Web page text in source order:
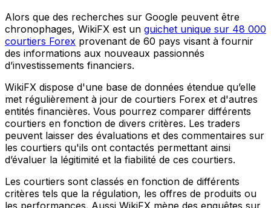
Alors que des recherches sur Google peuvent être
chronophages, WikiFX est un guichet unique sur 48 000
courtiers Forex provenant de 60 pays visant à fournir
des informations aux nouveaux passionnés
d’investissements financiers.
WikiFX dispose d'une base de données étendue qu’elle
met régulièrement à jour de courtiers Forex et d'autres
entités financières. Vous pourrez comparer différents
courtiers en fonction de divers critères. Les traders
peuvent laisser des évaluations et des commentaires sur
les courtiers qu'ils ont contactés permettant ainsi
d’évaluer la légitimité et la fiabilité de ces courtiers.
Les courtiers sont classés en fonction de différents
critères tels que la régulation, les offres de produits ou